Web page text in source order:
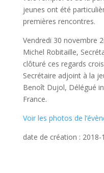
jeunes ont été
premières rencontres.
Vendredi 30 novembre
Michel Robitaille,
clôturé ces regards
Secrétaire adjoint à la
Benoît Dujol, Délégué
France.
Voir les photos de
date de création : 2018-